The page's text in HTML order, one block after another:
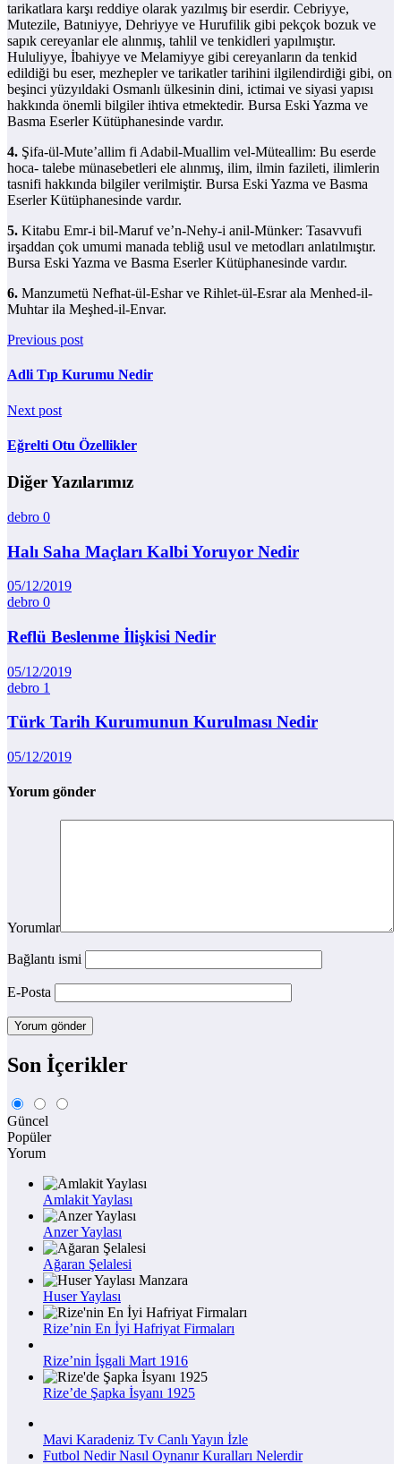
tarikatlara karşı reddiye olarak yazılmış bir eserdir. Cebriyye,
Mutezile, Batıniyye, Dehriyye ve Hurufilik gibi pekçok bozuk ve
sapık cereyanlar ele alınmış, tahlil ve tenkidleri yapılmıştır.
Hululiyye, İbahiyye ve Melamiyye gibi cereyanların da tenkid
edildiği bu eser, mezhepler ve tarikatler tarihini ilgilendirdiği gibi, on
beşinci yüzyıldaki Osmanlı ülkesinin dini, ictimai ve siyasi yapısı
hakkında önemli bilgiler ihtiva etmektedir. Bursa Eski Yazma ve
Basma Eserler Kütüphanesinde vardır.
4. Şifa-ül-Mute’allim fi Adabil-Muallim vel-Müteallim: Bu eserde
hoca- talebe münasebetleri ele alınmış, ilim, ilmin fazileti, ilimlerin
tasnifi hakkında bilgiler verilmiştir. Bursa Eski Yazma ve Basma
Eserler Kütüphanesinde vardır.
5. Kitabu Emr-i bil-Maruf ve’n-Nehy-i anil-Münker: Tasavvufi
irşaddan çok umumi manada tebliğ usul ve metodları anlatılmıştır.
Bursa Eski Yazma ve Basma Eserler Kütüphanesinde vardır.
6. Manzumetü Nefhat-ül-Eshar ve Rihlet-ül-Esrar ala Menhed-il-
Muhtar ila Meşhed-il-Envar.
Previous post
Adli Tıp Kurumu Nedir
Next post
Eğrelti Otu Özellikler
Diğer Yazılarımız
debro 0
Halı Saha Maçları Kalbi Yoruyor Nedir
05/12/2019
debro 0
Reflü Beslenme İlişkisi Nedir
05/12/2019
debro 1
Türk Tarih Kurumunun Kurulması Nedir
05/12/2019
Yorum gönder
Yorumlar
Bağlantı ismi
E-Posta
Son İçerikler
Güncel
Popüler
Yorum
Amlakit Yaylası
Anzer Yaylası
Ağaran Şelalesi
Huser Yaylası
Rize’nin En İyi Hafriyat Firmaları
Rize’nin İşgali Mart 1916
Rize’de Şapka İsyanı 1925
Mavi Karadeniz Tv Canlı Yayın İzle
Futbol Nedir Nasıl Oynanır Kuralları Nelerdir